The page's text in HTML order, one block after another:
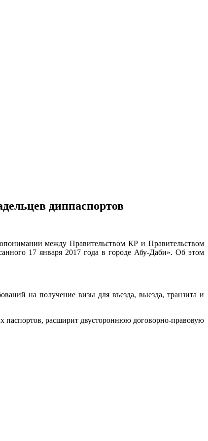
диппаспортов
между Правительством КР и Правительством
17 января 2017 года в городе Абу-Даби». Об этом
на получение визы для въезда, выезда, транзита и
расширит двустороннюю договорно-правовую